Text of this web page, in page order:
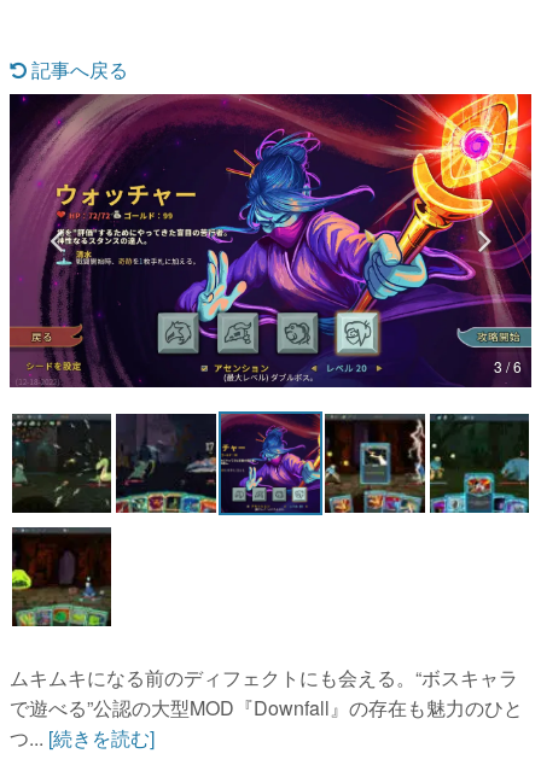
カテゴリ
特集記事
マンガ
女性向け
アプリレビュー
その他
電ファミニコゲーマーとは？
運営：株式会社マレ
記事へ戻る
3 / 6
ムキムキになる前のディフェクトにも会える。“ボスキャラ
で遊べる”公認の大型MOD『Downfall』の存在も魅力のひと
つ... [続きを読む]